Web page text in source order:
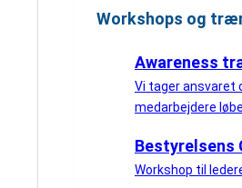
Workshops og
Awareness
Vi tager ansvaret
medarbejdere
Bestyrelsens
Workshop til